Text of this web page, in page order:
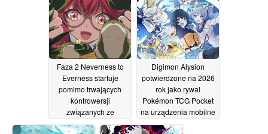
Faza 2 Neverness to
Everness startuje
pomimo trwających
kontrowersji
związanych ze
sztuczną inteligencją
Digimon Alysion
potwierdzone na 2026
rok jako rywal
Pokémon TCG Pocket
na urządzenia mobilne
14/05/2026